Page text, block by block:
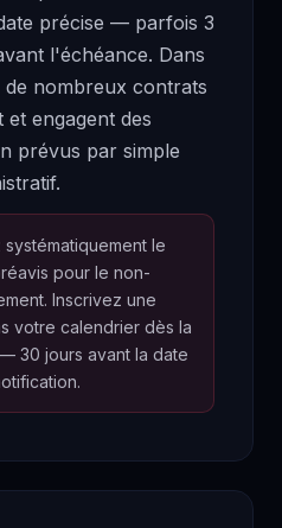
précise — parfois 3
l'échéance. Dans
de nombreux contrats
et engagent des
prévus par simple
le
pour le non-
Inscrivez une
votre calendrier dès la
30 jours avant la date